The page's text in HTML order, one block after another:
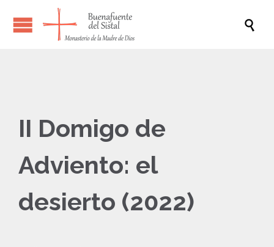

II Domigo de
Adviento: el
desierto (2022)